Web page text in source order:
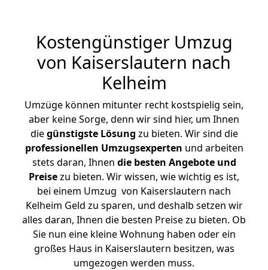
Kostengünstiger Umzug
von Kaiserslautern nach
Kelheim
Umzüge können mitunter recht kostspielig sein,
aber keine Sorge, denn wir sind hier, um Ihnen
diegünstigste Lösung zu bieten. Wir sind die
professionellen Umzugsexperten und arbeiten
stets daran, Ihnen die besten Angebote und
Preisezu bieten. Wir wissen, wie wichtig es ist,
bei einem Umzug von Kaiserslautern nach
Kelheim Geld zu sparen, und deshalb setzen wir
alles daran, Ihnen die besten Preise zu bieten. Ob
Sie nun eine kleine Wohnung haben oder ein
großes Haus in Kaiserslautern besitzen, was
umgezogen werden muss.